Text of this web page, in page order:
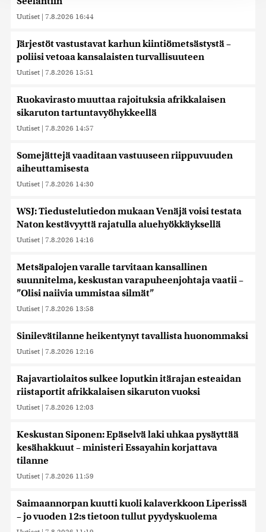
jaamme sosiaalisen median, mainosalan ja analytiikka-
alan kumppaneillemme tietoja siitä, miten käytät
tietoja muihin tietoihin, joita olet antanut heille tai joita on
kerätty, kun olet käyttänyt heidän palvelujaan. Tietoja
saatetaan myös siirtää ulkomaille.
Uutiset | 7.8.2026 16:44
Järjestöt vastustavat karhun kiintiömetsästystä –
poliisi vetoaa kansalaisten turvallisuuteen
Uutiset | 7.8.2026 15:51
Ruokavirasto muuttaa rajoituksia afrikkalaisen
sikaruton tartuntavyöhykkeellä
Uutiset | 7.8.2026 14:57
Somejättejä vaaditaan vastuuseen riippuvuuden
aiheuttamisesta
Uutiset | 7.8.2026 14:30
WSJ: Tiedustelutiedon mukaan Venäjä voisi testata
Naton kestävyyttä rajatulla aluehyökkäyksellä
Uutiset | 7.8.2026 14:16
Metsäpalojen varalle tarvitaan kansallinen
suunnitelma, keskustan varapuheenjohtaja vaatii –
”Olisi naiivia ummistaa silmät”
Uutiset | 7.8.2026 13:58
Sinilevätilanne heikentynyt tavallista huonommaksi
Uutiset | 7.8.2026 12:16
Rajavartiolaitos sulkee loputkin itärajan esteaidan
riistaportit afrikkalaisen sikaruton vuoksi
Uutiset | 7.8.2026 12:03
Keskustan Siponen: Epäselvä laki uhkaa pysäyttää
kesähakkuut – ministeri Essayahin korjattava
tilanne
Uutiset | 7.8.2026 11:59
Saimaannorpan kuutti kuoli kalaverkkoon Liperissä
– jo vuoden 12:s tietoon tullut pyydyskuolema